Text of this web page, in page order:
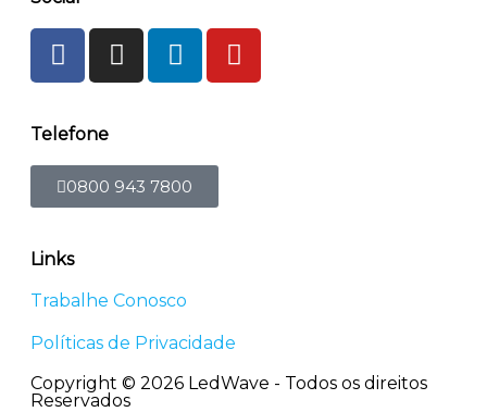
Telefone
0800 943 7800
Links
Trabalhe Conosco
Políticas de Privacidade
Copyright © 2026 LedWave - Todos os direitos
Reservados